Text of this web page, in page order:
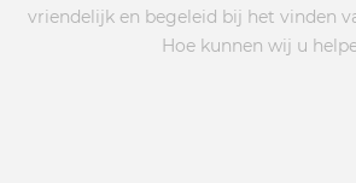
vriendelijk en begeleid bij het vinden
Hoe kunnen wij u